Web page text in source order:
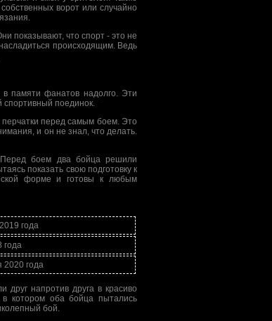
ворот или случайно
показывают, что спорт - это не
происходящим. Ведь
памяти фанатов надолго. Эти
спортивный поединок.
перед самым боем. Это
и он не знал, что делать.
Перед боем два бойца решили
показать свою подготовку к
форме и готовы к любым
года
года
2020 года
друг напротив друга в красиво
котором оба бойца пытались
бой.